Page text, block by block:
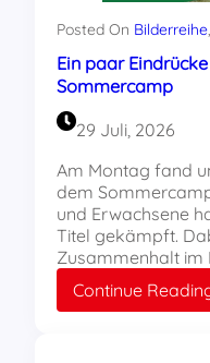
Posted On Bilderreihe
Ein paar
Sommercamp
29 Juli, 2026
Am Montag fand
dem
und Erwachsene
Titel gekämpft.
Zusammenhalt im
Continue